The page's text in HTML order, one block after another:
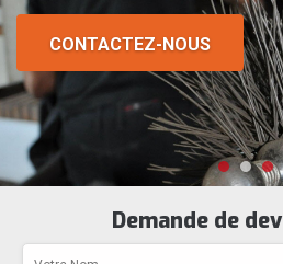
CONTACTEZ-NOUS
Demande de